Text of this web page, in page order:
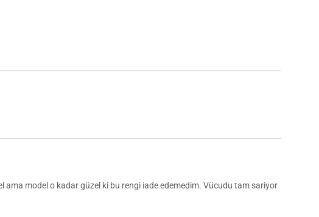
model o kadar güzel ki bu rengi iade edemedim. Vücudu tam sariyor